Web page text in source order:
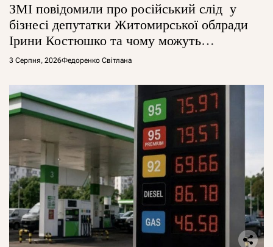
ЗМІ повідомили про російський слід у
бізнесі депутатки Житомирської облради
Ірини Костюшко та чому можуть
арештувати її активи
3 Серпня, 2026Федоренко Світлана